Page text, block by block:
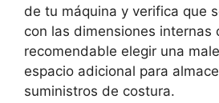
de tu máquina y verifica que
con las dimensiones internas
recomendable elegir una
espacio adicional para
suministros de costura.